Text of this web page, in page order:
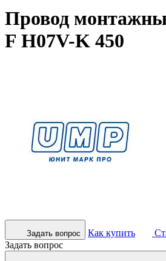
Провод
F H07V-K 450
Задать вопрос Как купить
Задать вопрос